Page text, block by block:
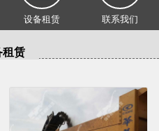
设备租赁 联系我们
租赁